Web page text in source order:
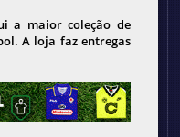
a maior coleção de
A loja faz entregas